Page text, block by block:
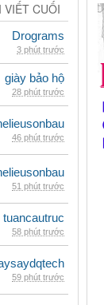
VIẾT CUỐI
Drograms
3 phút trước
giày bảo hộ
28 phút trước
46 phút trước
51 phút trước
tuancautruc
58 phút trước
59 phút trước